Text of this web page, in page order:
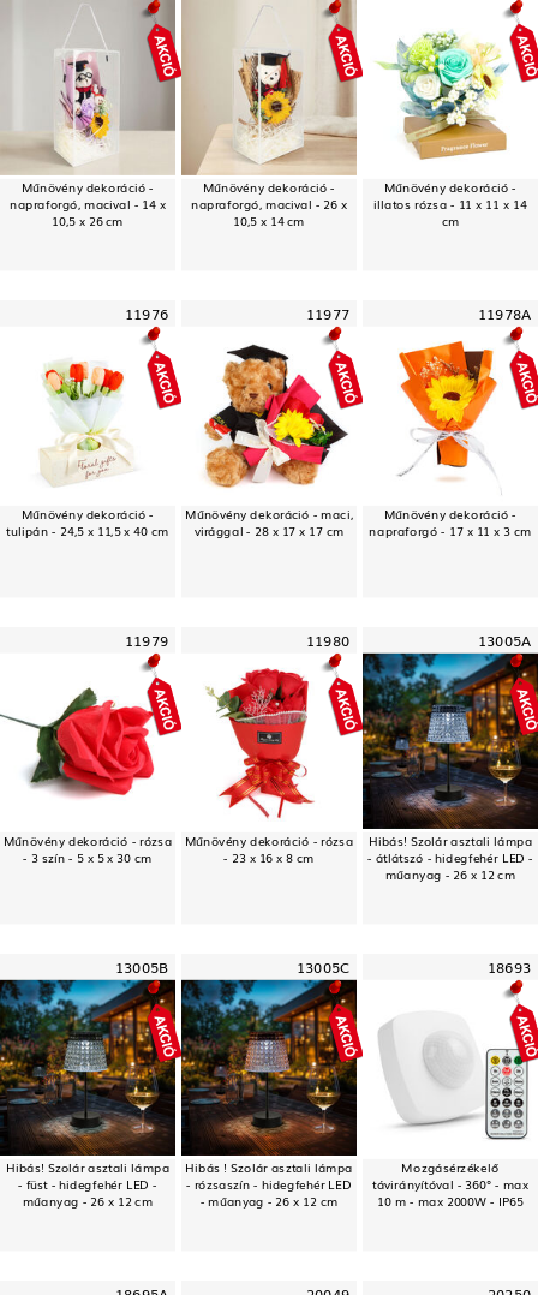
Műnövény dekoráció -
napraforgó, macival - 14 x
10,5 x 26 cm
Műnövény dekoráció -
napraforgó, macival - 26 x
10,5 x 14 cm
Műnövény dekoráció -
illatos rózsa - 11 x 11 x 14
cm
11976
Műnövény dekoráció -
tulipán - 24,5 x 11,5 x 40 cm
11977
Műnövény dekoráció - maci,
virággal - 28 x 17 x 17 cm
11978A
Műnövény dekoráció -
napraforgó - 17 x 11 x 3 cm
11979
Műnövény dekoráció - rózsa
- 3 szín - 5 x 5 x 30 cm
11980
Műnövény dekoráció - rózsa
- 23 x 16 x 8 cm
13005A
Hibás! Szolár asztali lámpa
- átlátszó - hidegfehér LED -
műanyag - 26 x 12 cm
13005B
Hibás! Szolár asztali lámpa
- füst - hidegfehér LED -
műanyag - 26 x 12 cm
13005C
Hibás ! Szolár asztali lámpa
- rózsaszín - hidegfehér LED
- műanyag - 26 x 12 cm
18693
Mozgásérzékelő
távirányítóval - 360° - max
10 m - max 2000W - IP65